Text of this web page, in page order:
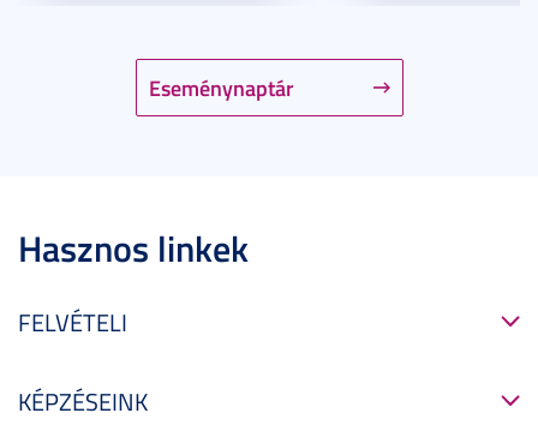
Eseménynaptár
Hasznos linkek
FELVÉTELI
KÉPZÉSEINK